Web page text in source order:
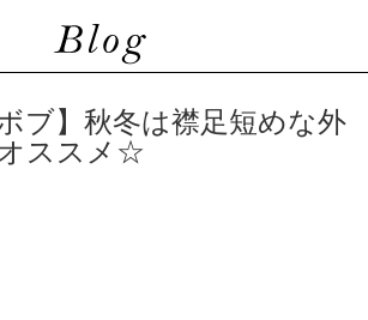
ブ】秋冬は襟足短めな外
ススメ☆